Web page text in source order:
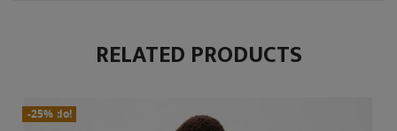
RELATED PRODUCTS
In Saldo!
Nuovo
-25%